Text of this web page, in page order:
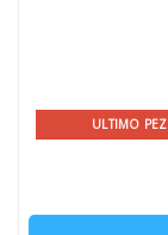
ULTIMO